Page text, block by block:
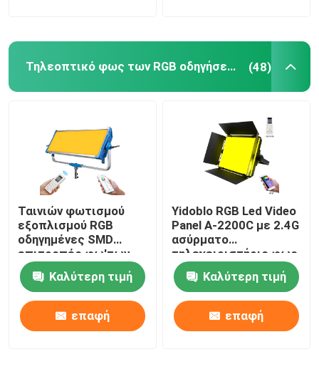
Τηλεοπτικό φως των RGB οδηγήσεων (48)
Ταινιών φωτισμού
εξοπλισμού RGB
οδηγημένες SMD
επιτροπές φω'των
500w Skyblue
φωτογραφίας
στούντιο
τηλεοπτικές
ελαφριές 12
Καλύτερη τιμή
επαφή
Yidoblo RGB Led Video
Panel A-2200C με 2.4G
ασύρματο
τηλεχειριστήριο φως
για κινηματογραφική
παραγωγήΚαλύτερη τιμή
επαφή